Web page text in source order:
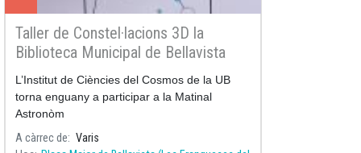
Taller de Constel·lacions 3D la
Biblioteca Municipal de Bellavista
L’Institut de Ciències del Cosmos de la UB
torna enguany a participar a la Matinal
Astronòm
A càrrec de
Varis